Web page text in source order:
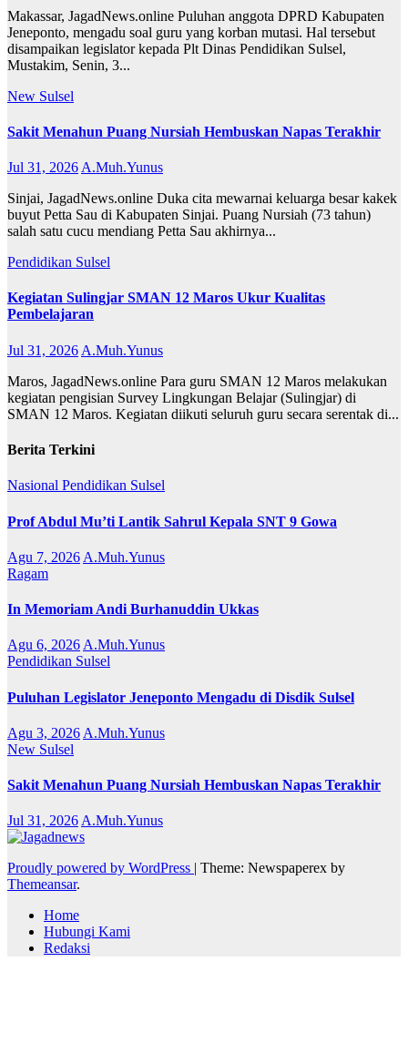
Makassar, JagadNews.online Puluhan anggota DPRD Kabupaten
Jeneponto, mengadu soal guru yang korban mutasi. Hal tersebut
disampaikan legislator kepada Plt Dinas Pendidikan Sulsel,
Mustakim, Senin, 3...
New Sulsel
Sakit Menahun Puang Nursiah Hembuskan Napas Terakhir
Jul 31, 2026 A.Muh.Yunus
Sinjai, JagadNews.online Duka cita mewarnai keluarga besar kakek
buyut Petta Sau di Kabupaten Sinjai. Puang Nursiah (73 tahun)
salah satu cucu mendiang Petta Sau akhirnya...
Pendidikan Sulsel
Kegiatan Sulingjar SMAN 12 Maros Ukur Kualitas
Pembelajaran
Jul 31, 2026 A.Muh.Yunus
Maros, JagadNews.online Para guru SMAN 12 Maros melakukan
kegiatan pengisian Survey Lingkungan Belajar (Sulingjar) di
SMAN 12 Maros. Kegiatan diikuti seluruh guru secara serentak di...
Berita Terkini
Nasional Pendidikan Sulsel
Prof Abdul Mu’ti Lantik Sahrul Kepala SNT 9 Gowa
Agu 7, 2026 A.Muh.Yunus
Ragam
In Memoriam Andi Burhanuddin Ukkas
Agu 6, 2026 A.Muh.Yunus
Pendidikan Sulsel
Puluhan Legislator Jeneponto Mengadu di Disdik Sulsel
Agu 3, 2026 A.Muh.Yunus
New Sulsel
Sakit Menahun Puang Nursiah Hembuskan Napas Terakhir
Jul 31, 2026 A.Muh.Yunus
Proudly powered by WordPress | Theme: Newspaperex by
Themeansar.
Home
Hubungi Kami
Redaksi